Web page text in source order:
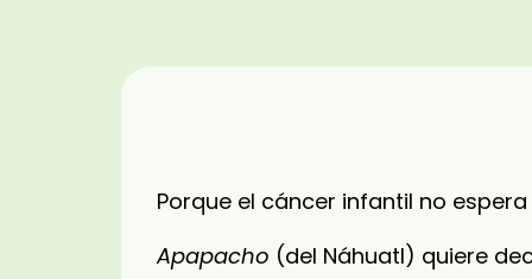
Porque el cáncer infantil no espera
Apapacho (del Náhuatl) quiere